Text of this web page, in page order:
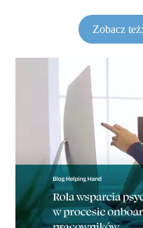
Zobacz